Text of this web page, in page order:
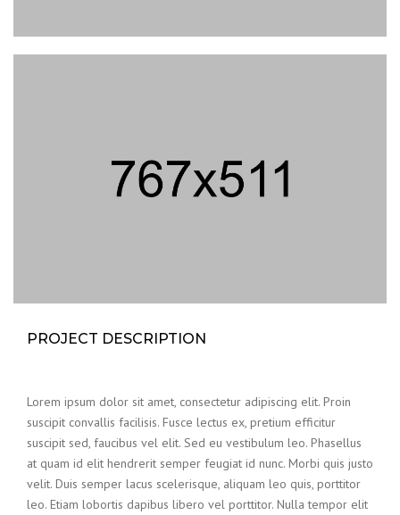
PROJECT DESCRIPTION
Lorem ipsum dolor sit amet, consectetur adipiscing elit. Proin
suscipit convallis facilisis. Fusce lectus ex, pretium efficitur
suscipit sed, faucibus vel elit. Sed eu vestibulum leo. Phasellus
at quam id elit hendrerit semper feugiat id nunc. Morbi quis justo
velit. Duis semper lacus scelerisque, aliquam leo quis, porttitor
leo. Etiam lobortis dapibus libero vel porttitor. Nulla tempor elit